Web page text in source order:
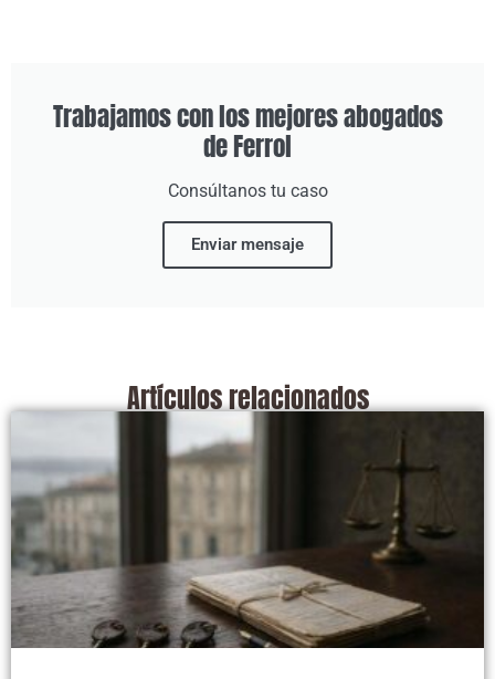
Trabajamos con los mejores abogados
de Ferrol
Consúltanos tu caso
Enviar mensaje
Artículos relacionados